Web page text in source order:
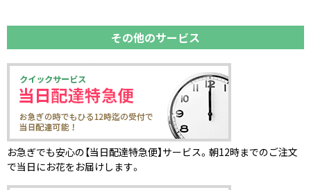
その他のサービス
お急ぎでも安心の【当日配達特急便】サービス。朝12時までのご注文
で当日にお花をお届けします。